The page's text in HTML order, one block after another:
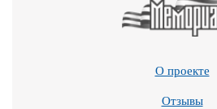
О проекте
Отзывы